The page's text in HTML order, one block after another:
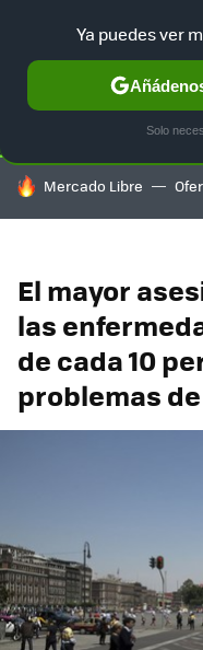
SELECCIÓN GAMING
HOY SE HABLA DE
Mercado Libre
El mayor
las
de cada 10
problemas
Ya puedes ver
Solo